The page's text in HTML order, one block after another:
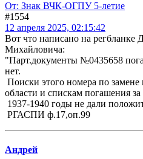
От: Знак ВЧК-ОГПУ 5-летие
#1554
12 апреля 2025, 02:15:42
Вот что написано на регбланке
Михайловича:
"Парт.документы №0435658
нет.
Поиски этого номера по
области и спискам погашения за
1937-1940 годы не дали
РГАСПИ ф.17,оп.99
Андрей